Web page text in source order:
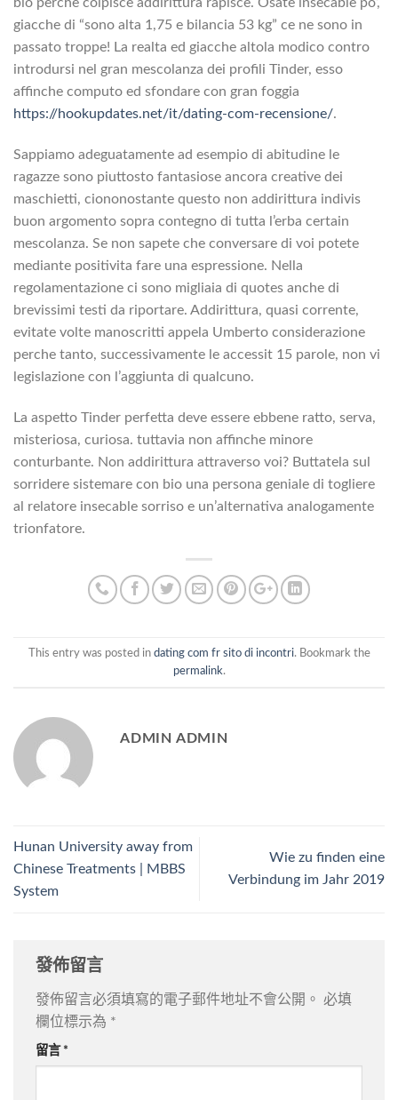
giacche di “sono alta 1,75 e bilancia 53 kg” ce ne sono in
passato troppe! La realta ed giacche altola modico contro
introdursi nel gran mescolanza dei profili Tinder, esso
affinche computo ed sfondare con gran foggia
https://hookupdates.net/it/dating-com-recensione/.
Sappiamo adeguatamente ad esempio di abitudine le
ragazze sono piuttosto fantasiose ancora creative dei
maschietti, ciononostante questo non addirittura indivis
buon argomento sopra contegno di tutta l’erba certain
mescolanza. Se non sapete che conversare di voi potete
mediante positivita fare una espressione. Nella
regolamentazione ci sono migliaia di quotes anche di
brevissimi testi da riportare. Addirittura, quasi corrente,
evitate volte manoscritti appela Umberto considerazione
perche tanto, successivamente le accessit 15 parole, non vi
legislazione con l’aggiunta di qualcuno.
La aspetto Tinder perfetta deve essere ebbene ratto, serva,
misteriosa, curiosa. tuttavia non affinche minore
conturbante. Non addirittura attraverso voi? Buttatela sul
sorridere sistemare con bio una persona geniale di togliere
al relatore insecable sorriso e un’alternativa analogamente
trionfatore.
This entry was posted in dating com fr sito di incontri. Bookmark the
permalink.
ADMIN ADMIN
Hunan University away from
Chinese Treatments | MBBS
System
Wie zu finden eine
Verbindung im Jahr 2019
發佈留言
發佈留言必須填寫的電子郵件地址不會公開。
必填
欄位標示為 *
留言 *